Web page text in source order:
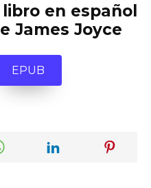
en español
James Joyce
EPUB